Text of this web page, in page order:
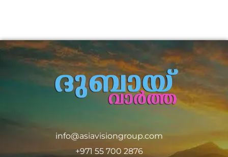
info@asiavisiongroup.com
+971 55 700 2876